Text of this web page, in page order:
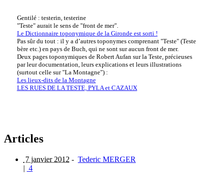
Gentilé : testerin, testerine
"Teste" aurait le sens de "front de mer".
Le Dictionnaire toponymique de la Gironde est sorti !
Pas sûr du tout : il y a d’autres toponymes comprenant "Teste" (Teste
bère etc.) en pays de Buch, qui ne sont sur aucun front de mer.
Deux pages toponymiques de Robert Aufan sur la Teste, précieuses
par leur documentation, leurs explications et leurs illustrations
(surtout celle sur "La Montagne") :
Les lieux-dits de la Montagne
LES RUES DE LA TESTE, PYLA et CAZAUX
Articles
7 janvier 2012 - Tederic MERGER
| 4